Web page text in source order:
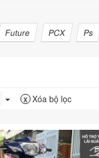
Future PCX Ps
Xóa bộ lọc